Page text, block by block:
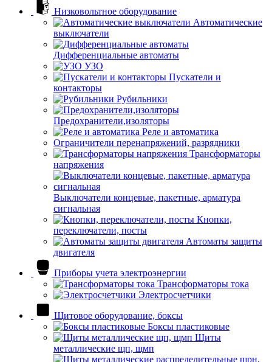
Низковольтное оборудование
Автоматические
выключатели
Дифференциальные автоматы
УЗО
Пускатели и
контакторы
Рубильники
Предохранители,изоляторы
Реле и автоматика
Ограничители перенапряжений, разрядники
Трансформаторы
напряжения
Выключатели концевые, пакетные, арматура
сигнальная
Кнопки,
переключатели, посты
Автоматы защиты
двигателя
Приборы учета электроэнергии
Трансформаторы тока
Электросчетчики
Щитовое оборудование, боксы
Боксы пластиковые
Щиты
металлические щп, щмп